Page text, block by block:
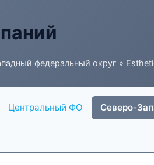
федеральный округ »
Центральный ФО Северо-